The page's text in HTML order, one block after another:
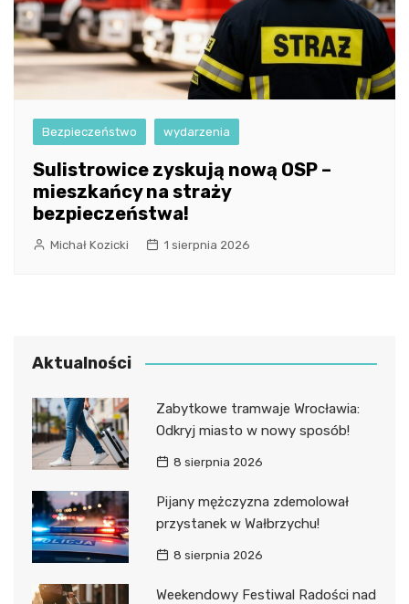
Bezpieczeństwo wydarzenia
Sulistrowice zyskują nową OSP –
mieszkańcy na straży
bezpieczeństwa!
Michał Kozicki 1 sierpnia 2026
Aktualności
Zabytkowe tramwaje Wrocławia:
Odkryj miasto w nowy sposób!
8 sierpnia 2026
Pijany mężczyzna zdemolował
przystanek w Wałbrzychu!
8 sierpnia 2026
Weekendowy Festiwal Radości nad